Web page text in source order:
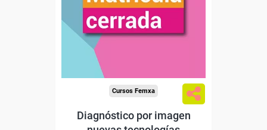
Cursos Femxa
Diagnóstico por imagen